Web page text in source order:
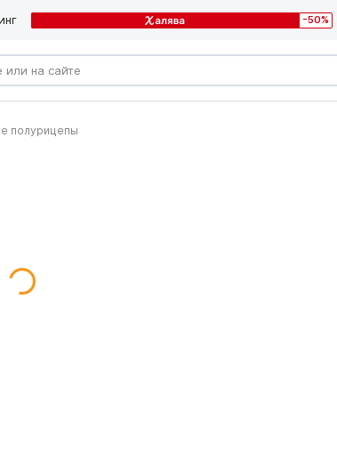
-50%
полурицепы